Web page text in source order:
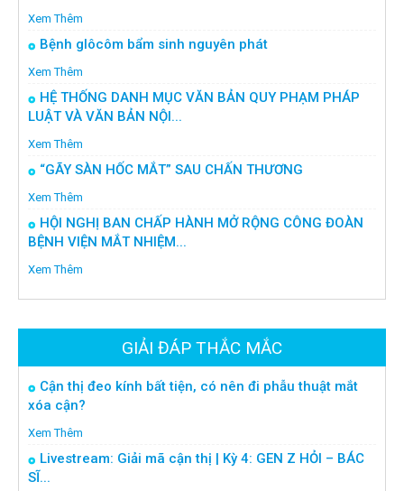
Xem Thêm
Bệnh glôcôm bẩm sinh nguyên phát
Xem Thêm
HỆ THỐNG DANH MỤC VĂN BẢN QUY PHẠM PHÁP
LUẬT VÀ VĂN BẢN NỘI...
Xem Thêm
“GÃY SÀN HỐC MẮT” SAU CHẤN THƯƠNG
Xem Thêm
HỘI NGHỊ BAN CHẤP HÀNH MỞ RỘNG CÔNG ĐOÀN
BỆNH VIỆN MẮT NHIỆM...
Xem Thêm
GIẢI ĐÁP THẮC MẮC
Cận thị đeo kính bất tiện, có nên đi phẫu thuật mắt
xóa cận?
Xem Thêm
Livestream: Giải mã cận thị | Kỳ 4: GEN Z HỎI – BÁC
SĨ...